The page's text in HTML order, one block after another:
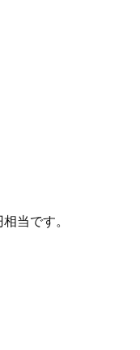
当です。